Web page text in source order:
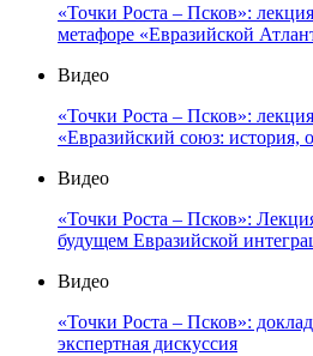
«Точки Роста – Псков»:
метафоре «Евразийской
Видео
«Точки Роста – Псков»:
«Евразийский союз: история,
Видео
«Точки Роста – Псков»:
будущем Евразийской
Видео
«Точки Роста – Псков»:
экспертная дискуссия